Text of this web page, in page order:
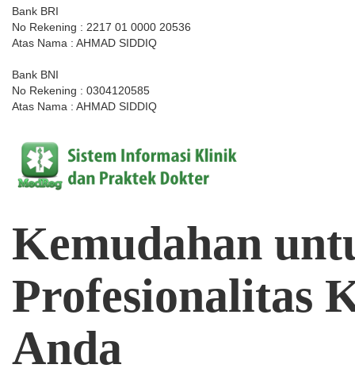
Bank BRI
No Rekening : 2217 01 0000 20536
Atas Nama : AHMAD SIDDIQ
Bank BNI
No Rekening : 0304120585
Atas Nama : AHMAD SIDDIQ
Kemudahan
Profesionalitas
Anda